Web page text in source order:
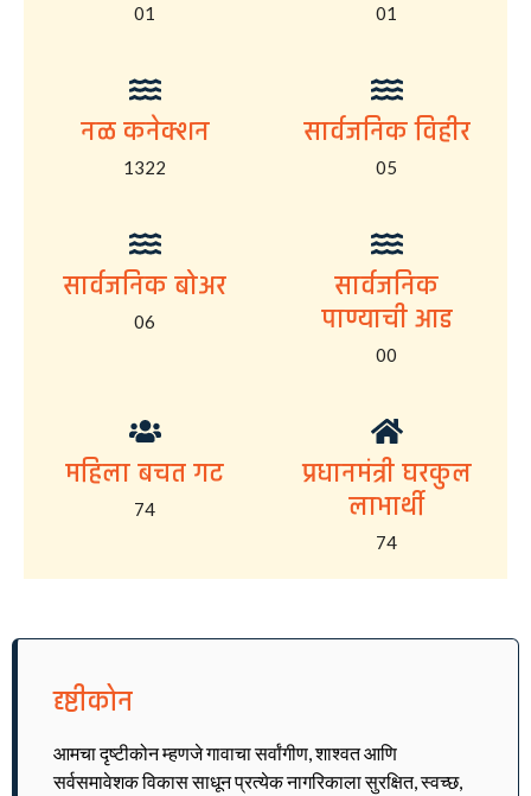
01 01
नळ कनेक्शन
1322
सार्वजनिक विहीर
05
सार्वजनिक बोअर
06
सार्वजनिक
पाण्याची आड
00
महिला बचत गट
74
प्रधानमंत्री घरकुल
लाभार्थी
74
दृष्टीकोन
आमचा दृष्टीकोन म्हणजे गावाचा सर्वांगीण, शाश्वत आणि
सर्वसमावेशक विकास साधून प्रत्येक नागरिकाला सुरक्षित, स्वच्छ,